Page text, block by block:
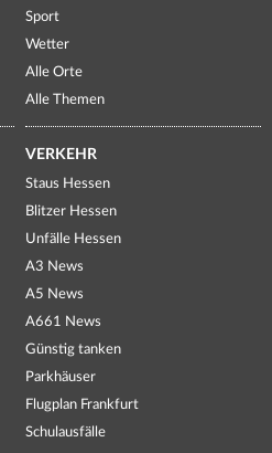
Sport
Wetter
Alle Orte
Alle Themen
VERKEHR
Staus Hessen
Blitzer Hessen
Unfälle Hessen
A3 News
A5 News
A661 News
Günstig tanken
Parkhäuser
Flugplan Frankfurt
Schulausfälle